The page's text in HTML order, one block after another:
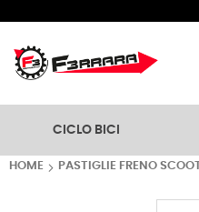
CICLO BICI
HOME PASTIGLIE FRENO